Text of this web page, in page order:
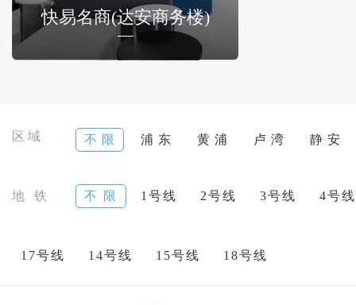
快易名商(达安商务楼)
区域 不 限 浦 东 黄 浦 卢 湾 静 安
地 铁 不 限 1号线 2号线 3号线 4号线
17号线 14号线 15号线 18号线